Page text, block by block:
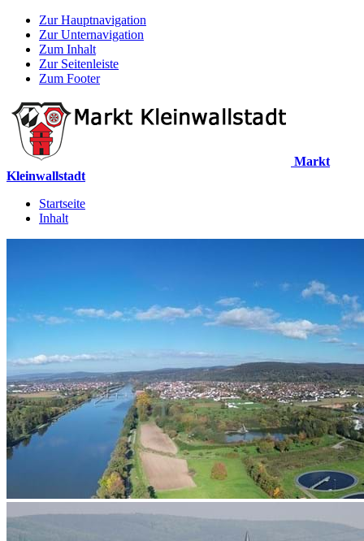
Zur Hauptnavigation
Zur Unternavigation
Zum Inhalt
Zur Seitenleiste
Zum Footer
Markt
Kleinwallstadt
Startseite
Inhalt